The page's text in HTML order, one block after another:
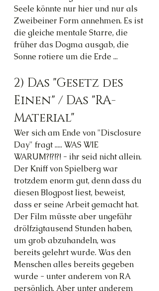
Seele könnte nur hier und nur als
Zweibeiner Form annehmen. Es ist
die gleiche mentale Starre, die
früher das Dogma ausgab, die
Sonne rotiere um die Erde ...
2) Das "Gesetz des
Einen" / Das "RA-
Material"
Wer sich am Ende von "Disclosure
Day" fragt ..... WAS WIE
WARUM?!?!?! - ihr seid nicht allein.
Der Kniff von Spielberg war
trotzdem enorm gut, denn dass du
diesen Blogpost liest, beweist,
dass er seine Arbeit gemacht hat.
Der Film müsste aber ungefähr
drölfzigtausend Stunden haben,
um grob abzuhandeln, was
bereits gelehrt wurde. Was den
Menschen alles bereits gegeben
wurde - unter anderem von RA
persönlich. Aber unter anderem